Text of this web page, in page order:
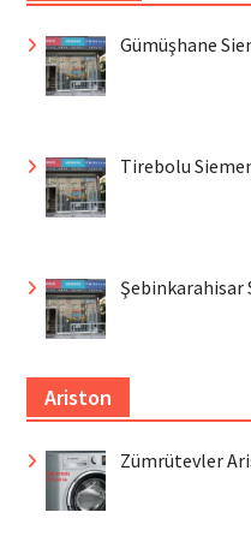
Gümüşhane
Tirebolu
Şebinkarahisar
Ariston
Zümrütevler